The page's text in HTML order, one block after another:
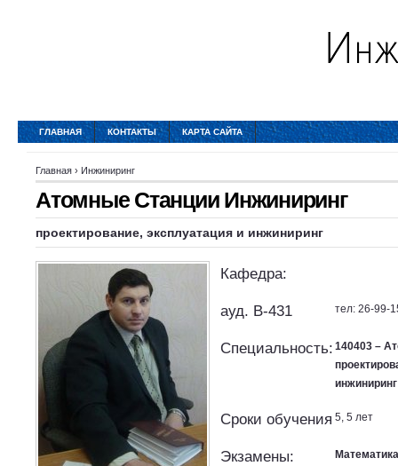
ГЛАВНАЯ КОНТАКТЫ КАРТА САЙТА
Главная › Инжиниринг
Атомные Станции Инжиниринг
проектирование, эксплуатация и инжиниринг
Кафедра:
ауд. B-431 тел: 26-99-
Специальность: 140403 –
инжиниринг
Сроки обучения 5, 5 лет
Экзамены: Математика